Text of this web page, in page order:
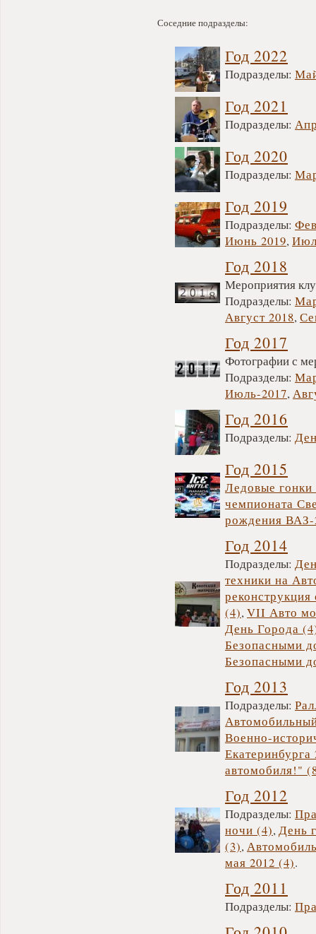
Соседние подразделы:
Год 2022
Подразделы:
Год 2021
Подразделы:
Год 2020
Подразделы:
Год 2019
Подразделы:
Июнь 2019,
Год 2018
Мероприятия
Подразделы:
Август 2018,
Год 2017
Фотографии с
Подразделы:
Июль-2017,
Год 2016
Подразделы:
Год 2015
Ледовые
чемпионата
рождения ВАЗ-
Год 2014
Подразделы:
техники на
(4), VII Авто
День Города
Безопасными
Безопасными
Год 2013
Подразделы:
Военно-
Екатеринбурга
автомобиля!"
Год 2012
Подразделы:
ночи (4), День
(3),
мая 2012 (4).
Год 2011
Подразделы: